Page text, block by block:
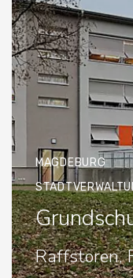
MAGDEBURG
Raffstoren,